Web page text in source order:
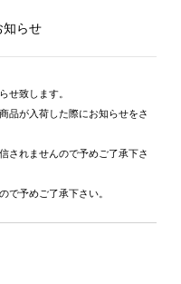
知らせ
せ致します。
品が入荷した際にお知らせをさ
されませんので予めご了承下さ
で予めご了承下さい。